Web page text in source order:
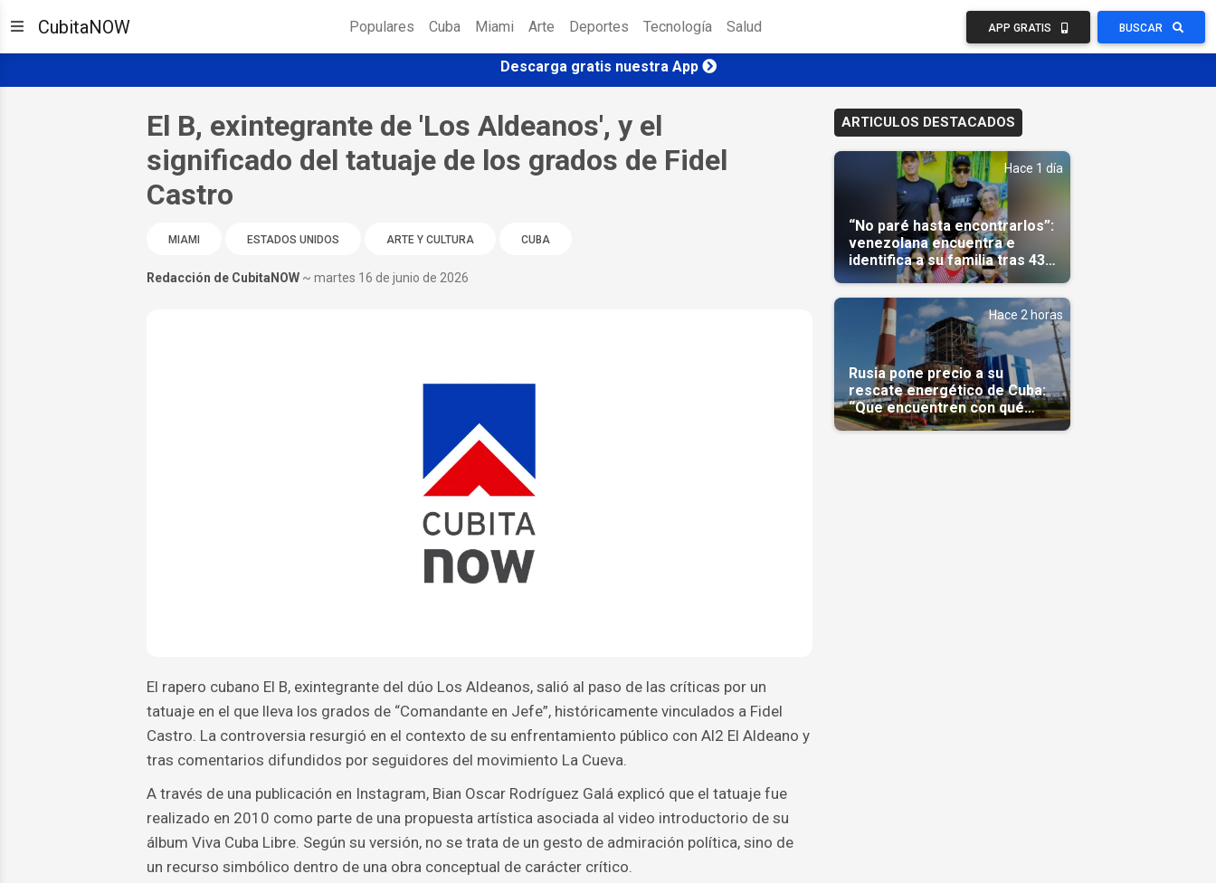
CubitaNOW Populares Cuba Miami Arte Deportes Tecnología Salud APP GRATIS BUSCAR
Descarga gratis nuestra App
El B, exintegrante de 'Los Aldeanos', y el
significado del tatuaje de los grados de Fidel
Castro
MIAMI ESTADOS UNIDOS ARTE Y CULTURA CUBA
Redacción de CubitaNOW ~ martes 16 de junio de 2026
El rapero cubano El B, exintegrante del dúo Los Aldeanos, salió al paso de las críticas por un
tatuaje en el que lleva los grados de “Comandante en Jefe”, históricamente vinculados a Fidel
Castro. La controversia resurgió en el contexto de su enfrentamiento público con Al2 El Aldeano y
tras comentarios difundidos por seguidores del movimiento La Cueva.
A través de una publicación en Instagram, Bian Oscar Rodríguez Galá explicó que el tatuaje fue
realizado en 2010 como parte de una propuesta artística asociada al video introductorio de su
álbum Viva Cuba Libre. Según su versión, no se trata de un gesto de admiración política, sino de
un recurso simbólico dentro de una obra conceptual de carácter crítico.
ARTICULOS DESTACADOS
Hace 1 día
“No paré hasta encontrarlos”:
venezolana encuentra e
identifica a su familia tras 43
días del terremoto
Hace 2 horas
Rusia pone precio a su
rescate energético de Cuba:
“Que encuentren con qué
pagarnos”